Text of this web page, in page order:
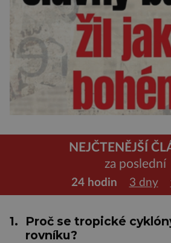
NEJČTENĚJŠÍ
za poslední
24 hodin 3 dny
1.
Proč se tropické
rovníku?